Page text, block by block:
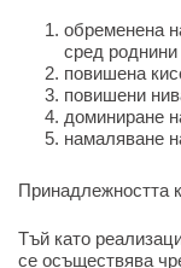
обременена
сред роднини
повишена
повишени
доминиране
намаляване
Принадлежността
Тъй като
се осъществява